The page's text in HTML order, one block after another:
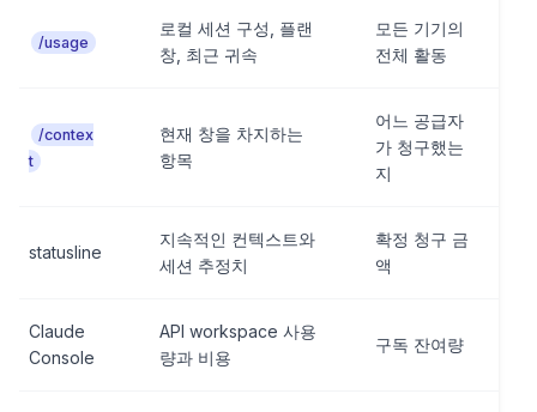
/usage
로컬 세션 구성, 플랜
창, 최근 귀속
모든 기기의
전체 활동
/contex
t
현재 창을 차지하는
항목
어느 공급자
가 청구했는
지
statusline
지속적인 컨텍스트와
세션 추정치
확정 청구 금
액
Claude
Console
API workspace 사용
량과 비용
구독 잔여량